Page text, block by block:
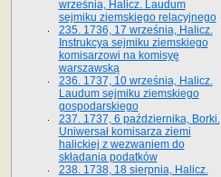
września, Halicz. Laudum
sejmiku ziemskiego relacyjnego
235. 1736, 17 września, Halicz.
Instrukcya sejmiku ziemskiego
komisarzowi na komisyę
warszawską
236. 1737, 10 września, Halicz.
Laudum sejmiku ziemskiego
gospodarskiego
237. 1737, 6 października, Borki.
Uniwersał komisarza ziemi
halickiej z wezwaniem do
składania podatków
238. 1738, 18 sierpnia, Halicz.